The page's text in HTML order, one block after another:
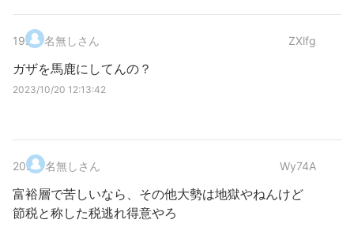
19. 名無しさん ZXlfg
ガザを馬鹿にしてんの？
2023/10/20 12:13:42
20. 名無しさん Wy74A
富裕層で苦しいなら、その他大勢は地獄やねんけど
節税と称した税逃れ得意やろ